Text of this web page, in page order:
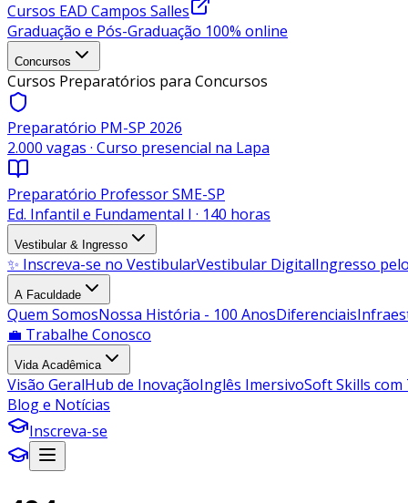
Cursos EAD Campos Salles
Graduação e Pós-Graduação 100% online
Concursos
Cursos Preparatórios para Concursos
Preparatório PM-SP 2026
2.000 vagas · Curso presencial na Lapa
Preparatório Professor SME-SP
Ed. Infantil e Fundamental I · 140 horas
Vestibular & Ingresso
✨ Inscreva-se no VestibularVestibular DigitalIngresso
A Faculdade
Quem SomosNossa História - 100 AnosDiferenciais
💼 Trabalhe Conosco
Vida Acadêmica
Visão GeralHub de InovaçãoInglês ImersivoSoft Skills
Blog e Notícias
Inscreva-se